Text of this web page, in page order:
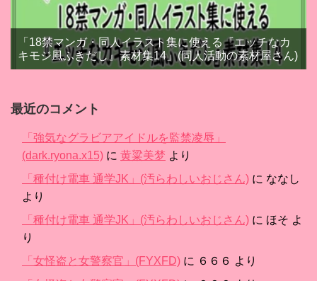
「18禁マンガ・同人イラスト集に使える『エッチなカ
キモジ風ふきだし』素材集14」(同人活動の素材屋さん)
最近のコメント
「強気なグラビアアイドルを監禁凌辱」
(dark.ryona.x15) に 黄粱美梦 より
「種付け電車 通学JK」(汚らわしいおじさん) に ななし
より
「種付け電車 通学JK」(汚らわしいおじさん) に ほそ よ
り
「女怪盗と女警察官」(FYXFD) に ６６６ より